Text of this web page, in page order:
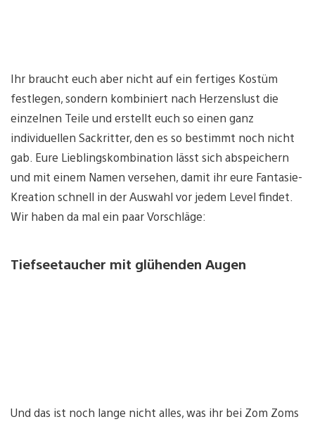
Ihr braucht euch aber nicht auf ein fertiges Kostüm
festlegen, sondern kombiniert nach Herzenslust die
einzelnen Teile und erstellt euch so einen ganz
individuellen Sackritter, den es so bestimmt noch nicht
gab. Eure Lieblingskombination lässt sich abspeichern
und mit einem Namen versehen, damit ihr eure Fantasie-
Kreation schnell in der Auswahl vor jedem Level findet.
Wir haben da mal ein paar Vorschläge:
Tiefseetaucher mit glühenden Augen
Und das ist noch lange nicht alles, was ihr bei Zom Zoms